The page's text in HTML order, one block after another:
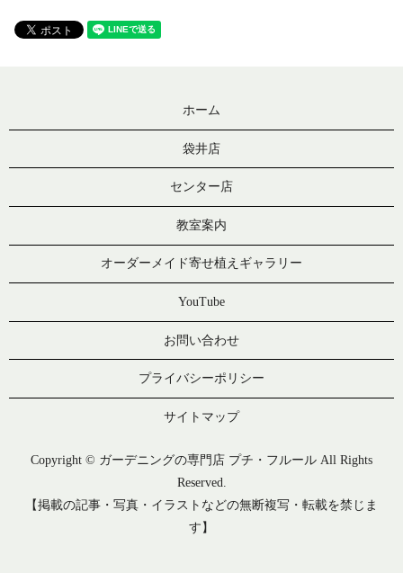
ホーム
袋井店
センター店
教室案内
オーダーメイド寄せ植えギャラリー
YouTube
お問い合わせ
プライバシーポリシー
サイトマップ
Copyright © ガーデニングの専門店 プチ・フルール All Rights
Reserved.
【掲載の記事・写真・イラストなどの無断複写・転載を禁じま
す】